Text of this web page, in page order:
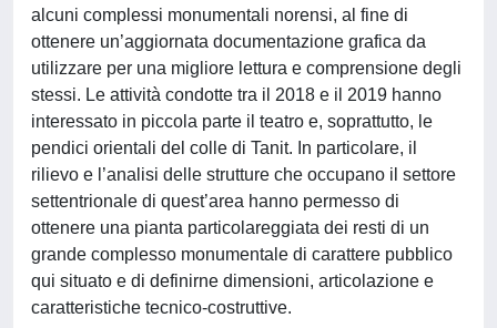
alcuni complessi monumentali norensi, al fine di
ottenere un’aggiornata documentazione grafica da
utilizzare per una migliore lettura e comprensione degli
stessi. Le attività condotte tra il 2018 e il 2019 hanno
interessato in piccola parte il teatro e, soprattutto, le
pendici orientali del colle di Tanit. In particolare, il
rilievo e l’analisi delle strutture che occupano il settore
settentrionale di quest’area hanno permesso di
ottenere una pianta particolareggiata dei resti di un
grande complesso monumentale di carattere pubblico
qui situato e di definirne dimensioni, articolazione e
caratteristiche tecnico-costruttive.